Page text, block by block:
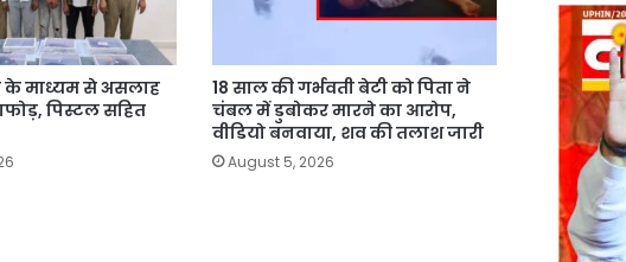
के माध्यम से असलाह
पिस्टल सहित
18 साल की गर्भवती बेटी को पिता ने
चंबल में डुबोकर मारने का आरोप,
वीडियो बनवाया, शव की तलाश जारी
August 5, 2026